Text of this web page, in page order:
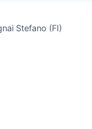
Stefano (FI)